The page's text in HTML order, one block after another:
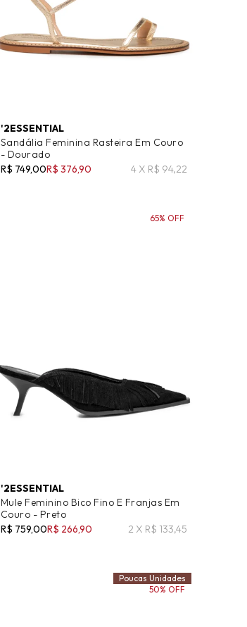
'2ESSENTIAL
Sandália Feminina Rasteira Em Couro
- Dourado
R$ 749,00R$ 376,90 4 X R$ 94,22
'2ESSENTIAL
Mule Feminino Bico Fino E Franjas Em
Couro - Preto
R$ 759,00R$ 266,90 2 X R$ 133,45
65% OFF
Poucas Unidades
50% OFF